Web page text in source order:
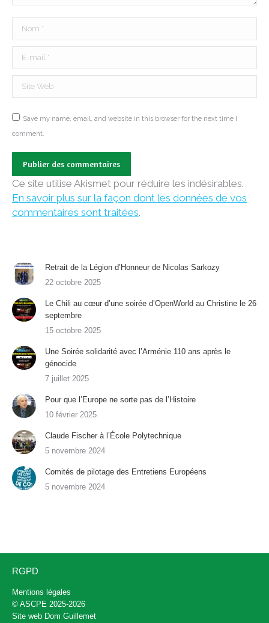
Nom *
E-mail *
Site Web
Save my name, email, and website in this browser for the next time I
comment.
Publier des commentaires
Ce site utilise Akismet pour réduire les indésirables.
En savoir plus sur la façon dont les données de vos
commentaires sont traitées.
Retrait de la Légion d’Honneur de Nicolas Sarkozy
22 octobre 2025
Le Chili au cœur d’une soirée d’OpenWorld au Christine le 26
septembre
15 octobre 2025
Une Soirée solidarité avec l’Arménie 110 ans après le
génocide
7 juillet 2025
Pour que l’Europe ne sorte pas de l’Histoire
10 février 2025
Claude Fischer à l’École Polytechnique
5 novembre 2024
Comités de pilotage des Entretiens Européens
5 novembre 2024
RGPD
Mentions légales
© ASCPE 2025-2026
Site web Dom Guillemet